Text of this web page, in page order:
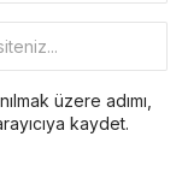
üzere adımı,
kaydet.